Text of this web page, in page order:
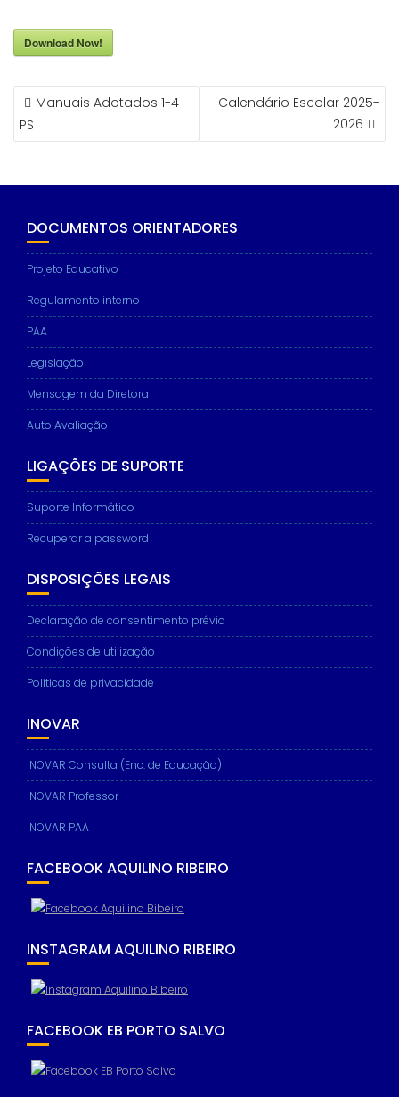
Download Now!
NAVEGAÇÃO
DE
ARTIGOS
Manuais Adotados 1-4
PS
Calendário Escolar 2025-
2026
DOCUMENTOS ORIENTADORES
Projeto Educativo
Regulamento interno
PAA
Legislação
Mensagem da Diretora
Auto Avaliação
LIGAÇÕES DE SUPORTE
Suporte Informático
Recuperar a password
DISPOSIÇÕES LEGAIS
Declaração de consentimento prévio
Condições de utilização
Politicas de privacidade
INOVAR
INOVAR Consulta (Enc. de Educação)
INOVAR Professor
INOVAR PAA
FACEBOOK AQUILINO RIBEIRO
INSTAGRAM AQUILINO RIBEIRO
FACEBOOK EB PORTO SALVO